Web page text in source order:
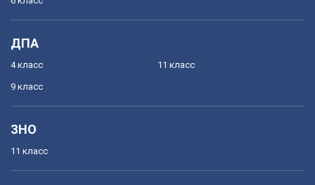
ДПА
4 класс
9 класс
11 класс
ЗНО
11 класс